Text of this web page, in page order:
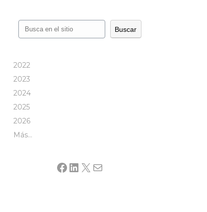
Buscar Buscar
2022
2023
2024
2025
2026
Más…
Facebook
LinkedIn
X Mail